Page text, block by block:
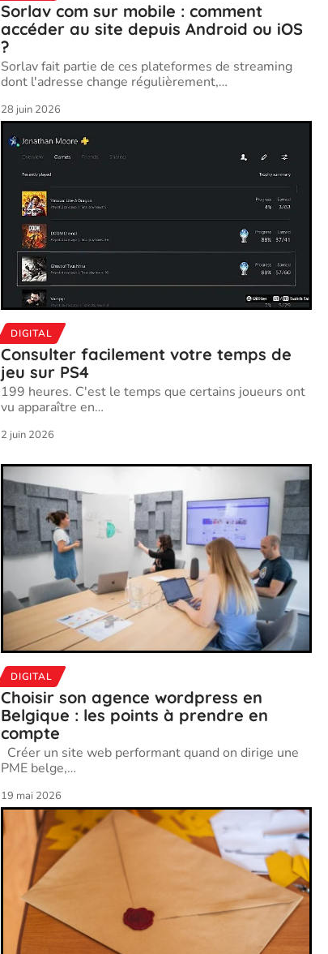
Sorlav com sur mobile : comment
accéder au site depuis Android ou iOS
?
Sorlav fait partie de ces plateformes de streaming
dont l'adresse change régulièrement,…
28 juin 2026
DIGITAL
Consulter facilement votre temps de
jeu sur PS4
199 heures. C'est le temps que certains joueurs ont
vu apparaître en…
2 juin 2026
DIGITAL
Choisir son agence wordpress en
Belgique : les points à prendre en
compte
Créer un site web performant quand on dirige une
PME belge,…
19 mai 2026